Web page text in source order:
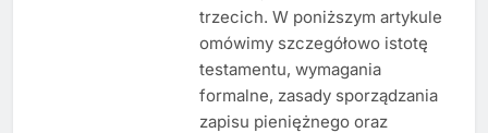
trzecich. W poniższym artykule
omówimy szczegółowo istotę
testamentu, wymagania
formalne, zasady sporządzania
zapisu pieniężnego oraz